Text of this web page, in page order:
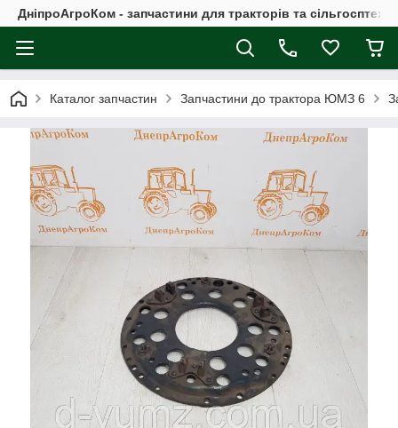
ДніпроАгроКом - запчастини для тракторів та
Каталог запчастин Запчастини до трактора ЮМЗ 6